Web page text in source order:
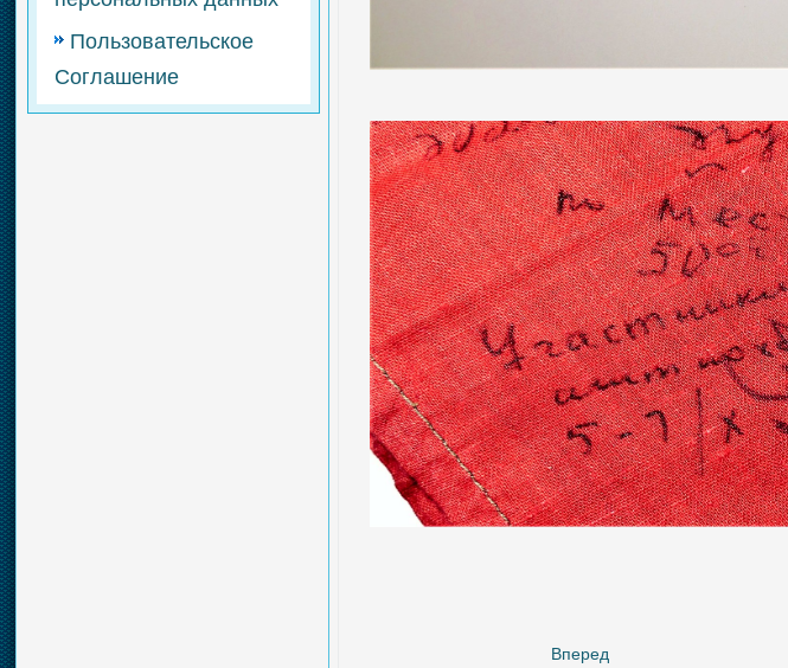
Пользовательское
Соглашение
Вперед